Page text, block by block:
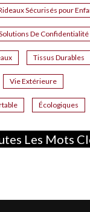
Sécurisés pour
De Confidentialité
Tissus Durables
Vie Extérieure
Écologiques
Les Mots